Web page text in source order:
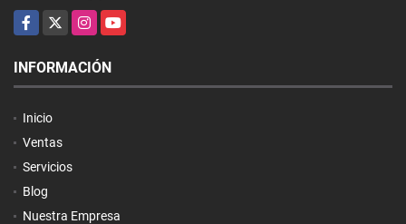
Facebook
X InstagramYouTube
INFORMACIÓN
Inicio
Ventas
Servicios
Blog
Nuestra Empresa